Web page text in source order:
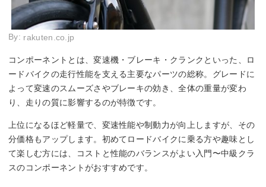
By: rakuten.co.jp
コンポーネントとは、変速機・ブレーキ・クランクといった、ロ
ードバイクの走行性能を支える主要なパーツの総称。グレードに
よって変速のスムーズさやブレーキの効き、全体の重量が変わ
り、走りの質に影響するのが特徴です。
上位になるほど軽量で、変速性能や制動力が向上しますが、その
分価格もアップします。初めてロードバイクに乗る方や趣味とし
て楽しむ方には、コストと性能のバランスがよい入門〜中級クラ
スのコンポーネントがおすすめです。